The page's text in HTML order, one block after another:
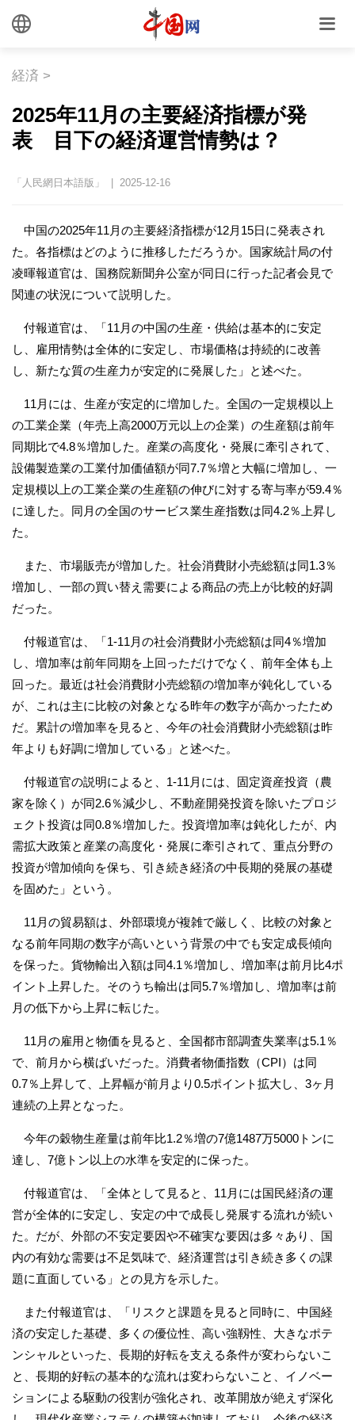
経済 >
2025年11月の主要経済指標が発
表 目下の経済運営情勢は？
「人民網日本語版」 | 2025-12-16
中国の2025年11月の主要経済指標が12月15日に発表され
た。各指標はどのように推移しただろうか。国家統計局の付
凌暉報道官は、国務院新聞弁公室が同日に行った記者会見で
関連の状況について説明した。
付報道官は、「11月の中国の生産・供給は基本的に安定
し、雇用情勢は全体的に安定し、市場価格は持続的に改善
し、新たな質の生産力が安定的に発展した」と述べた。
11月には、生産が安定的に増加した。全国の一定規模以上
の工業企業（年売上高2000万元以上の企業）の生産額は前年
同期比で4.8％増加した。産業の高度化・発展に牽引されて、
設備製造業の工業付加価値額が同7.7％増と大幅に増加し、一
定規模以上の工業企業の生産額の伸びに対する寄与率が59.4％
に達した。同月の全国のサービス業生産指数は同4.2％上昇し
た。
また、市場販売が増加した。社会消費財小売総額は同1.3％
増加し、一部の買い替え需要による商品の売上が比較的好調
だった。
付報道官は、「1-11月の社会消費財小売総額は同4％増加
し、増加率は前年同期を上回っただけでなく、前年全体も上
回った。最近は社会消費財小売総額の増加率が鈍化している
が、これは主に比較の対象となる昨年の数字が高かったため
だ。累計の増加率を見ると、今年の社会消費財小売総額は昨
年よりも好調に増加している」と述べた。
付報道官の説明によると、1-11月には、固定資産投資（農
家を除く）が同2.6％減少し、不動産開発投資を除いたプロジ
ェクト投資は同0.8％増加した。投資増加率は鈍化したが、内
需拡大政策と産業の高度化・発展に牽引されて、重点分野の
投資が増加傾向を保ち、引き続き経済の中長期的発展の基礎
を固めた」という。
11月の貿易額は、外部環境が複雑で厳しく、比較の対象と
なる前年同期の数字が高いという背景の中でも安定成長傾向
を保った。貨物輸出入額は同4.1％増加し、増加率は前月比4ポ
イント上昇した。そのうち輸出は同5.7％増加し、増加率は前
月の低下から上昇に転じた。
11月の雇用と物価を見ると、全国都市部調査失業率は5.1％
で、前月から横ばいだった。消費者物価指数（CPI）は同
0.7％上昇して、上昇幅が前月より0.5ポイント拡大し、3ヶ月
連続の上昇となった。
今年の穀物生産量は前年比1.2％増の7億1487万5000トンに
達し、7億トン以上の水準を安定的に保った。
付報道官は、「全体として見ると、11月には国民経済の運
営が全体的に安定し、安定の中で成長し発展する流れが続い
た。だが、外部の不安定要因や不確実な要因は多々あり、国
内の有効な需要は不足気味で、経済運営は引き続き多くの課
題に直面している」との見方を示した。
また付報道官は、「リスクと課題を見ると同時に、中国経
済の安定した基礎、多くの優位性、高い強靱性、大きなポテ
ンシャルといった、長期的好転を支える条件が変わらないこ
と、長期的好転の基本的な流れは変わらないこと、イノベー
ションによる駆動の役割が強化され、改革開放が絶えず深化